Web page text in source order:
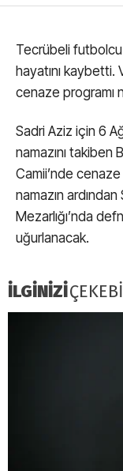
Tecrübeli futbolcu
hayatını kaybetti.
cenaze programı
Sadri Aziz için 6
namazını takiben
Camii’nde
namazın ardından
Mezarlığı’nda
uğurlanacak.
İLGİNİZİ